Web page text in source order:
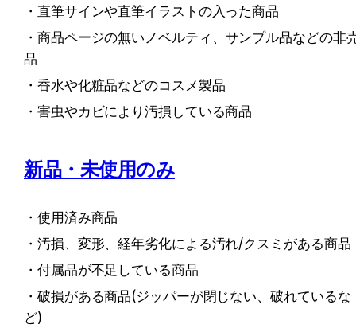
・直筆サインや直筆イラストの入った商品
・ 商品ページの無い ノベルティ、サンプル品などの非
品
・香水や化粧品などのコスメ製品
・害虫やカビにより汚損している商品
新品・未使用のみ
・使用済み商品
・汚損、変形、経年劣化による汚れ/クスミがある商品
・付属品が不足している商品
・破損がある商品(ジッパーが閉じない、破れているな
ど)